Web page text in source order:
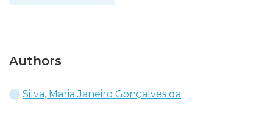
Authors
Silva, Maria Janeiro Gonçalves da